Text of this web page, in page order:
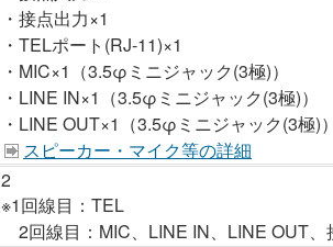
・接点出力×1
・TELポート(RJ-11)×1
・MIC×1（3.5φミニジャック(3極)）
・LINE IN×1（3.5φミニジャック(3極)）
・LINE OUT×1（3.5φミニジャック(3極)
スピーカー・マイク等の詳細
2
※1回線目：TEL
2回線目：MIC、LINE IN、LINE OUT、